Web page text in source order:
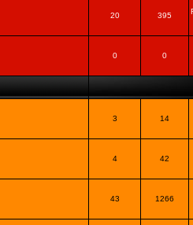
20 395
0 0
3 14
4 42
43 1266